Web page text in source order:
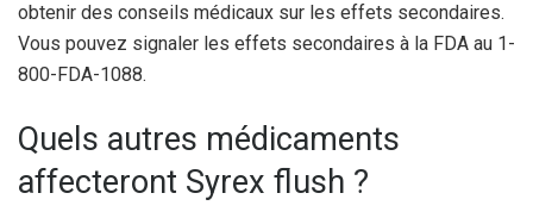
obtenir des conseils médicaux sur les effets secondaires.
Vous pouvez signaler les effets secondaires à la FDA au 1-
800-FDA-1088.
Quels autres médicaments
affecteront Syrex flush ?